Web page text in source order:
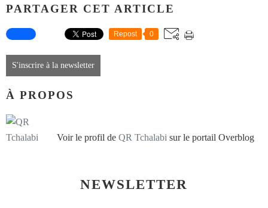
PARTAGER CET ARTICLE
Repost 0
S'inscrire à la newsletter
À PROPOS
Voir le profil de QR Tchalabi sur le portail Overblog
NEWSLETTER